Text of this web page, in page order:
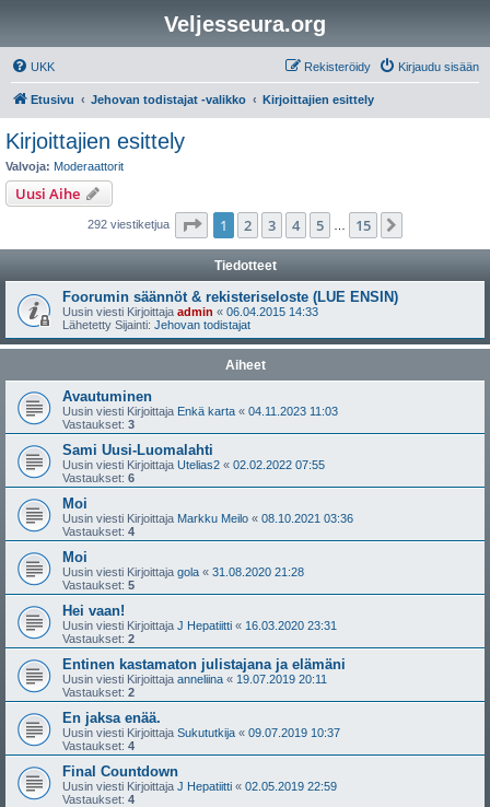
Veljesseura.org
UKK Kirjaudu sisään
Rekisteröidy
Etusivu Jehovan todistajat -valikko Kirjoittajien esittely
Kirjoittajien esittely
Valvoja: Moderaattorit
Uusi Aihe
292 viestiketjua Sivu /15
1 2 3 4 5 15
Tiedotteet
Foorumin säännöt & rekisteriseloste (LUE ENSIN)
Uusin viesti Kirjoittaja admin « 06.04.2015 14:33
Lähetetty Sijainti: Jehovan todistajat
Aiheet
Avautuminen
Uusin viesti Kirjoittaja Enkä karta « 04.11.2023 11:03
Vastaukset: 3
Sami Uusi-Luomalahti
Uusin viesti Kirjoittaja Utelias2 « 02.02.2022 07:55
Vastaukset: 6
Moi
Uusin viesti Kirjoittaja Markku Meilo « 08.10.2021 03:36
Vastaukset: 4
Moi
Uusin viesti Kirjoittaja gola « 31.08.2020 21:28
Vastaukset: 5
Hei vaan!
Uusin viesti Kirjoittaja J Hepatiitti « 16.03.2020 23:31
Vastaukset: 2
Entinen kastamaton julistajana ja elämäni
Uusin viesti Kirjoittaja anneliina « 19.07.2019 20:11
Vastaukset: 2
En jaksa enää.
Uusin viesti Kirjoittaja Sukututkija « 09.07.2019 10:37
Vastaukset: 4
Final Countdown
Uusin viesti Kirjoittaja J Hepatiitti « 02.05.2019 22:59
Vastaukset: 4